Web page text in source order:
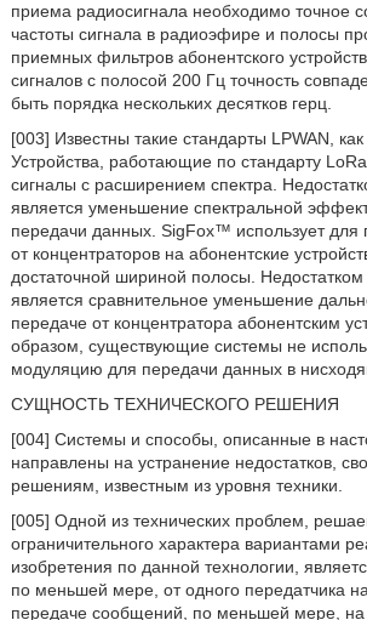
приема радиосигнала необходимо точное
частоты сигнала в радиоэфире и полосы
приемных фильтров абонентского
сигналов с полосой 200 Гц точность
быть порядка нескольких десятков герц.
[003] Известны такие стандарты LPWAN,
Устройства, работающие по стандарту
сигналы с расширением спектра.
является уменьшение спектральной
передачи данных. SigFox™ использует
от концентраторов на абонентские
достаточной шириной полосы.
является сравнительное уменьшение
передаче от концентратора абонентским
образом, существующие системы не
модуляцию для передачи данных в
СУЩНОСТЬ ТЕХНИЧЕСКОГО РЕШЕНИЯ
[004] Системы и способы, описанные в
направлены на устранение недостатков,
решениям, известным из уровня техники.
[005] Одной из технических проблем,
ограничительного характера вариантами
изобретения по данной технологии,
по меньшей мере, от одного передатчика
передаче сообщений, по меньшей мере, на